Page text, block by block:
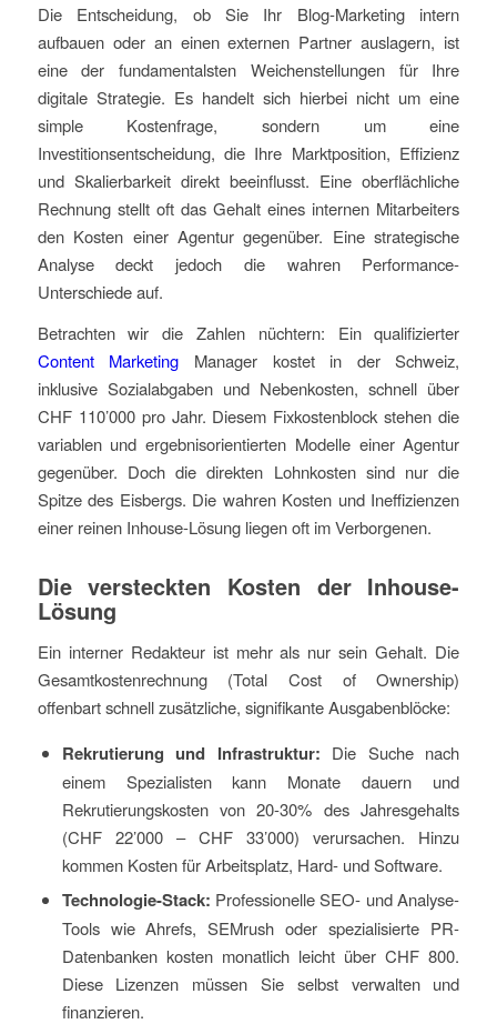
Die Entscheidung, ob Sie Ihr Blog-Marketing intern
aufbauen oder an einen externen Partner auslagern, ist
eine der fundamentalsten Weichenstellungen für Ihre
digitale Strategie. Es handelt sich hierbei nicht um eine
simple Kostenfrage, sondern um eine
Investitionsentscheidung, die Ihre Marktposition, Effizienz
und Skalierbarkeit direkt beeinflusst. Eine oberflächliche
Rechnung stellt oft das Gehalt eines internen Mitarbeiters
den Kosten einer Agentur gegenüber. Eine strategische
Analyse deckt jedoch die wahren Performance-
Unterschiede auf.
Betrachten wir die Zahlen nüchtern: Ein qualifizierter
Content Marketing Manager kostet in der Schweiz,
inklusive Sozialabgaben und Nebenkosten, schnell über
CHF 110’000 pro Jahr. Diesem Fixkostenblock stehen die
variablen und ergebnisorientierten Modelle einer Agentur
gegenüber. Doch die direkten Lohnkosten sind nur die
Spitze des Eisbergs. Die wahren Kosten und Ineffizienzen
einer reinen Inhouse-Lösung liegen oft im Verborgenen.
Die versteckten Kosten der Inhouse-
Lösung
Ein interner Redakteur ist mehr als nur sein Gehalt. Die
Gesamtkostenrechnung (Total Cost of Ownership)
offenbart schnell zusätzliche, signifikante Ausgabenblöcke:
Rekrutierung und Infrastruktur: Die Suche nach
einem Spezialisten kann Monate dauern und
Rekrutierungskosten von 20-30% des Jahresgehalts
(CHF 22’000 – CHF 33’000) verursachen. Hinzu
kommen Kosten für Arbeitsplatz, Hard- und Software.
Technologie-Stack: Professionelle SEO- und Analyse-
Tools wie Ahrefs, SEMrush oder spezialisierte PR-
Datenbanken kosten monatlich leicht über CHF 800.
Diese Lizenzen müssen Sie selbst verwalten und
finanzieren.